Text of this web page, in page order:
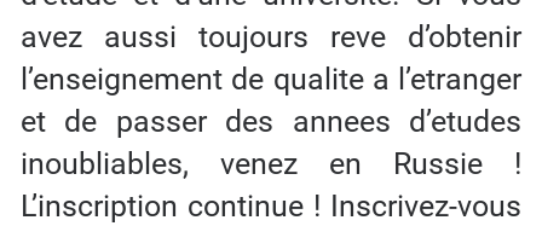
avez aussi toujours reve d’obtenir
l’enseignement de qualite a l’etranger
et de passer des annees d’etudes
inoubliables, venez en Russie !
L’inscription continue ! Inscrivez-vous